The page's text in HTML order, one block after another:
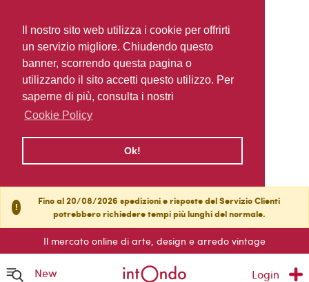
Il nostro sito web utilizza i cookie per offrirti
un servizio migliore. Chiudendo questo
banner, scorrendo questa pagina o
utilizzando il sito accetti questo utilizzo. Per
saperne di più, consulta i nostri
Cookie Policy
Ok!
!
Fino al 20/08/2026 spedizioni e risposte del Servizio Clienti
potrebbero richiedere tempi più lunghi del normale.
Il mercato online di arte, design e arredo vintage
New Login